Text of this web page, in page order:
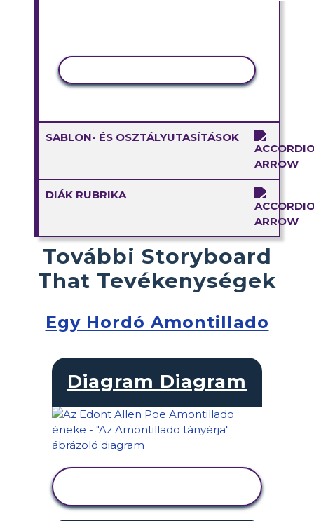
SABLON- ÉS OSZTÁLYUTASÍTÁSOK
DIÁK RUBRIKA
További Storyboard
That Tevékenységek
Egy Hordó Amontillado
Diagram Diagram